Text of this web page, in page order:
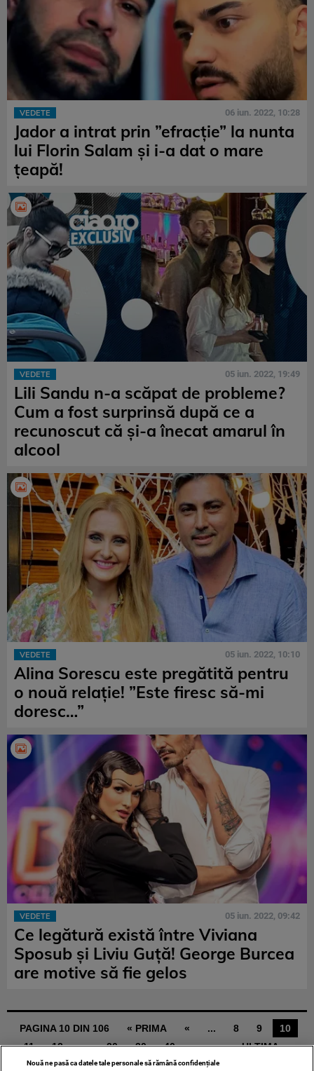
VEDETE 06 iun. 2022, 10:28
Jador a intrat prin ”efracție” la nunta
lui Florin Salam și i-a dat o mare
țeapă!
VEDETE 05 iun. 2022, 19:49
Lili Sandu n-a scăpat de probleme?
Cum a fost surprinsă după ce a
recunoscut că și-a înecat amarul în
alcool
VEDETE 05 iun. 2022, 10:10
Alina Sorescu este pregătită pentru
o nouă relație! ”Este firesc să-mi
doresc…”
VEDETE 05 iun. 2022, 09:42
Ce legătură există între Viviana
Sposub și Liviu Guță! George Burcea
are motive să fie gelos
PAGINA 10 DIN 106 « PRIMA « ... 8 9
10
11
12 ... 20 30 40 ... » ULTIMA »
Nouă ne pasă ca datele tale personale să rămână confidențiale